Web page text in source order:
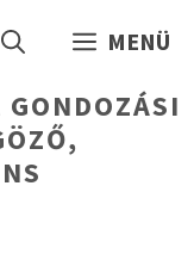
MENÜ